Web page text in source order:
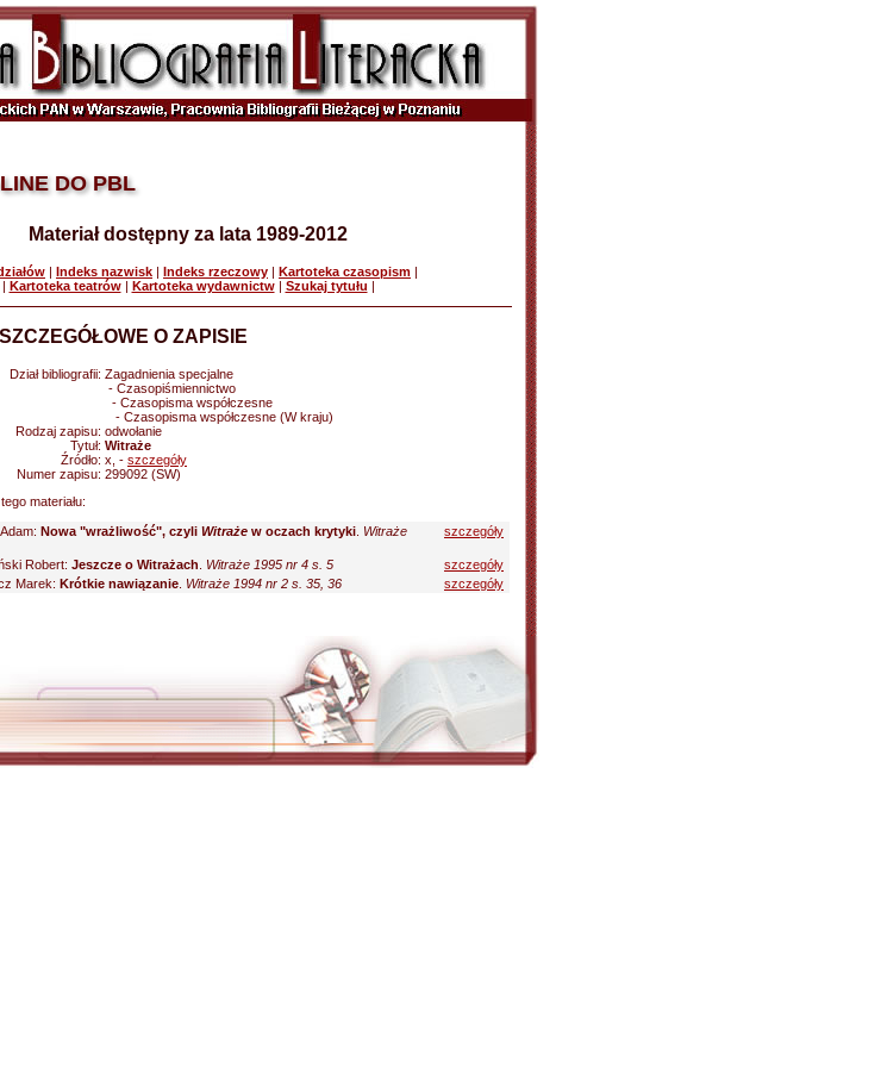
DO PBL
Materiał dostępny za lata 1989-2012
| Indeks nazwisk | Indeks rzeczowy | Kartoteka czasopism |
| Kartoteka teatrów| Kartoteka wydawnictw| Szukaj tytułu |
O ZAPISIE
Dział bibliografii: Zagadnienia specjalne
- Czasopiśmiennictwo
- Czasopisma współczesne
- Czasopisma współczesne (W kraju)
Rodzaj zapisu: odwołanie
Tytuł: Witraże
Źródło: x, - szczegóły
Numer zapisu: 299092 (SW)
materiału:
Nowa "wrażliwość", czyli Witraże w oczach krytyki Witraże
szczegóły
Robert: Jeszcze o Witrażach Witraże 1995 nr 4 s. 5
szczegóły
Marek: Krótkie nawiązanie Witraże 1994 nr 2 s. 35, 36 szczegóły